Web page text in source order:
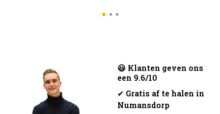
😃 Klanten geven ons
een 9.6/10
✔ Gratis af te halen in
Numansdorp